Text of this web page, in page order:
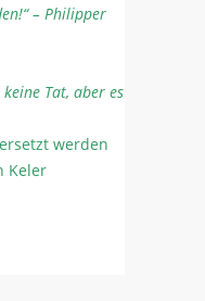
– Philipper
keine Tat, aber es
werden
Keler